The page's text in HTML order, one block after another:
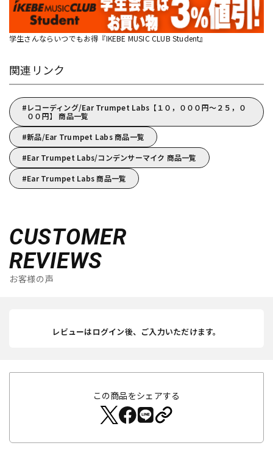
学生さんならいつでもお得『IKEBE MUSIC CLUB Student』
関連リンク
レコーディング/Ear Trumpet Labs【１０，０００円～２５，０
００円】 商品一覧
新品/Ear Trumpet Labs 商品一覧
Ear Trumpet Labs/コンデンサーマイク 商品一覧
Ear Trumpet Labs 商品一覧
CUSTOMER
REVIEWS
お客様の声
レビューはログイン後、ご入力いただけます。
この商品をシェアする